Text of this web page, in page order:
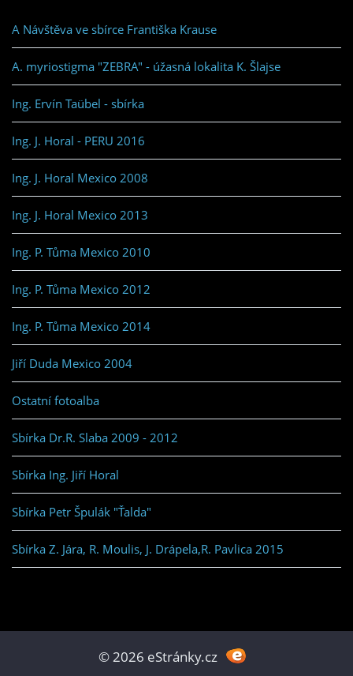
A Návštěva ve sbírce Františka Krause
A. myriostigma "ZEBRA" - úžasná lokalita K. Šlajse
Ing. Ervín Taübel - sbírka
Ing. J. Horal - PERU 2016
Ing. J. Horal Mexico 2008
Ing. J. Horal Mexico 2013
Ing. P. Tůma Mexico 2010
Ing. P. Tůma Mexico 2012
Ing. P. Tůma Mexico 2014
Jiří Duda Mexico 2004
Ostatní fotoalba
Sbírka Dr.R. Slaba 2009 - 2012
Sbírka Ing. Jiří Horal
Sbírka Petr Špulák "Ťalda"
Sbírka Z. Jára, R. Moulis, J. Drápela,R. Pavlica 2015
© 2026 eStránky.cz